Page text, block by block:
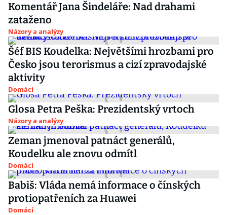
Komentář Jana Šindeláře: Nad drahami
zataženo
Názory a analýzy
Šéf BIS Koudelka: Největšími hrozbami pro
Česko jsou terorismus a cizí zpravodajské
aktivity
Domácí
Glosa Petra Peška: Prezidentský vrtoch
Názory a analýzy
Zeman jmenoval patnáct generálů,
Koudelku ale znovu odmítl
Domácí
Babiš: Vláda nemá informace o čínských
protiopatřeních za Huawei
Domácí